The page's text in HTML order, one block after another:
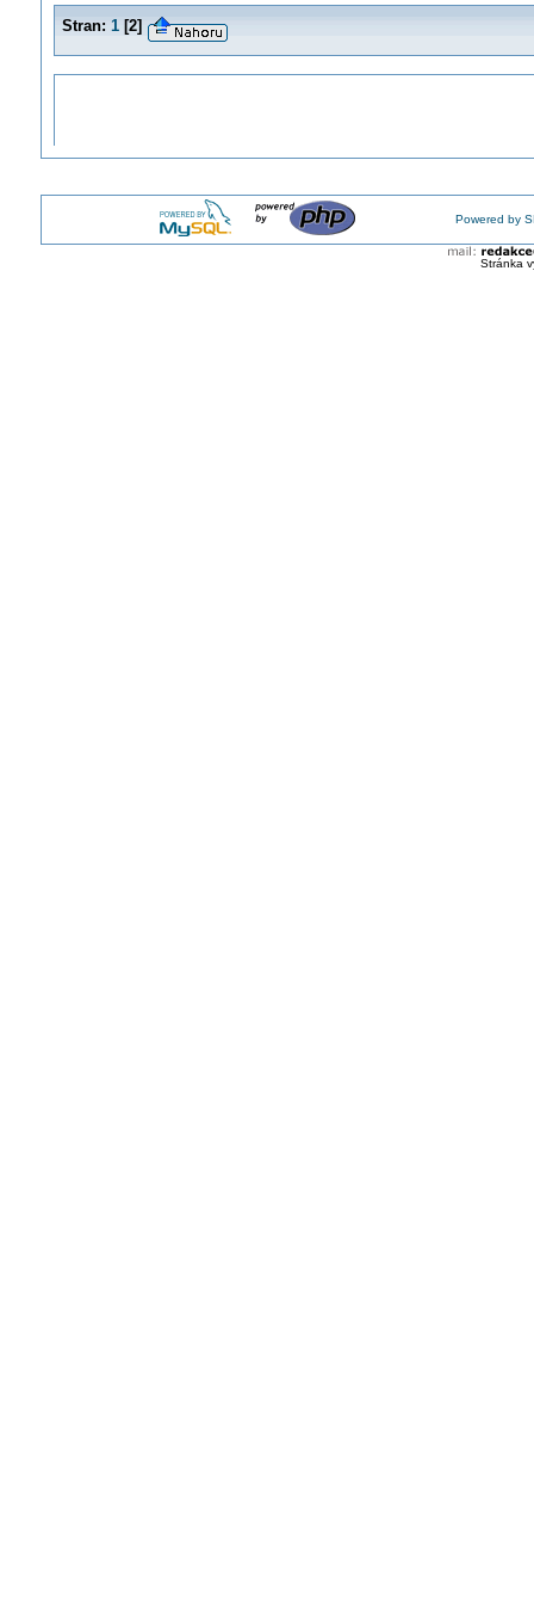
Stran: 1[2]
Powered by
Stránka